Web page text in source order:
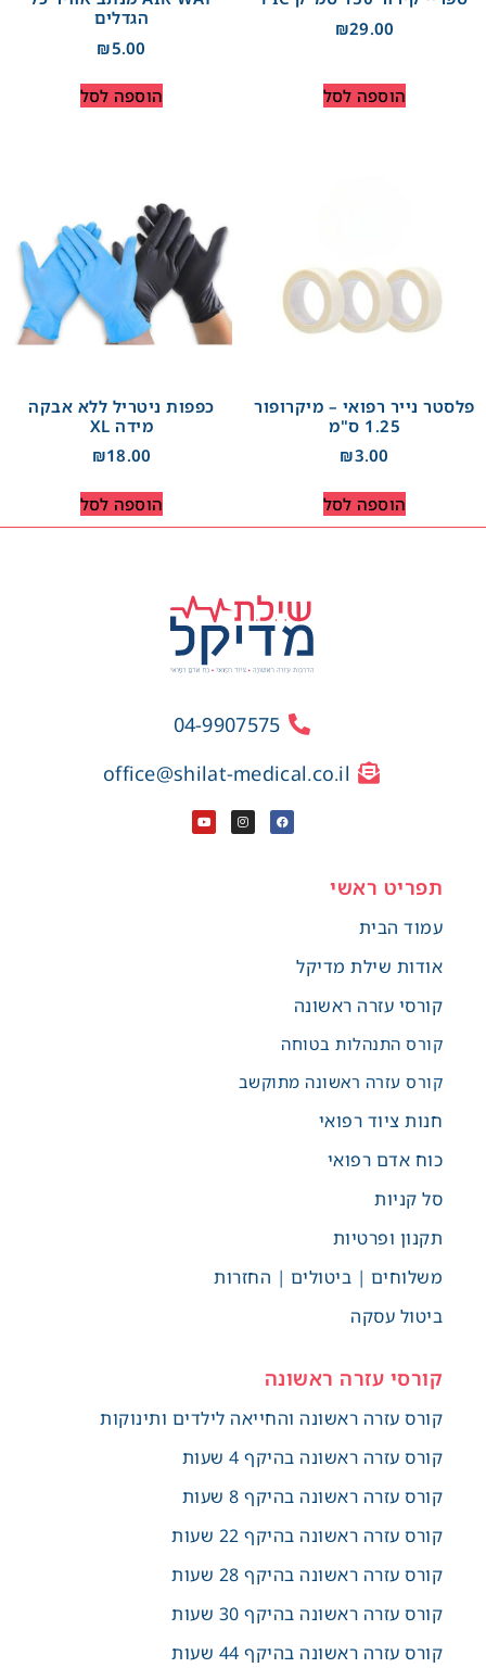
₪29.00
הוספה לסל
הגדלים
₪5.00
הוספה לסל
פלסטר נייר רפואי – מיקרופור
1.25 ס"מ
₪3.00
הוספה לסל
כפפות ניטריל ללא אבקה
מידה XL
₪18.00
הוספה לסל
04-9907575
office@shilat-medical.co.il
תפריט ראשי
עמוד הבית
אודות שילת מדיקל
קורסי עזרה ראשונה
קורס התנהלות בטוחה
קורס עזרה ראשונה מתוקשב
חנות ציוד רפואי
כוח אדם רפואי
סל קניות
תקנון ופרטיות
משלוחים | ביטולים | החזרות
ביטול עסקה
קורסי עזרה ראשונה
קורס עזרה ראשונה והחייאה לילדים ותינוקות
קורס עזרה ראשונה בהיקף 4 שעות
קורס עזרה ראשונה בהיקף 8 שעות
קורס עזרה ראשונה בהיקף 22 שעות
קורס עזרה ראשונה בהיקף 28 שעות
קורס עזרה ראשונה בהיקף 30 שעות
קורס עזרה ראשונה בהיקף 44 שעות